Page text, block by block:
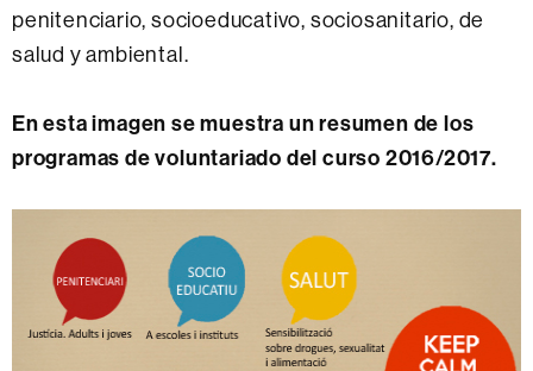
penitenciario, socioeducativo, sociosanitario, de
salud y ambiental.
En esta imagen se muestra un resumen de los
programas de voluntariado del curso 2016/2017.